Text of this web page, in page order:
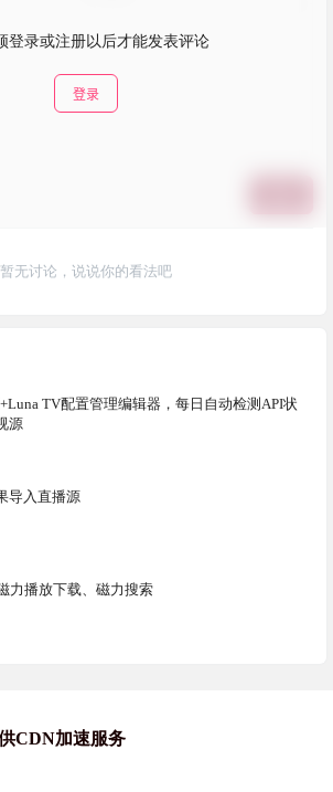
登录或注册以后才能发表评论
登录
暂无讨论，说说你的看法吧
TV配置管理编辑器，每日自动检测API状
源
导入直播源
力播放下载、磁力搜索
CDN加速服务